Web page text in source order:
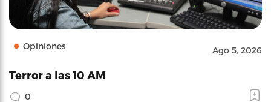
Opiniones Ago 5, 2026
Terror a las 10 AM
0